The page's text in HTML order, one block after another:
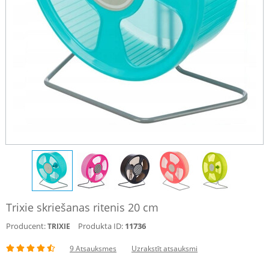
Trixie skriešanas ritenis 20 cm
Producent:TRIXIE Produkta ID: 11736
9 Atsauksmes Uzrakstīt atsauksmi